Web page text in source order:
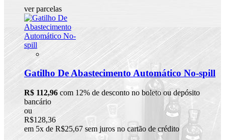
ver parcelas
Gatilho De Abastecimento Automático No-spill
R$ 112,96 com 12% de desconto no boleto ou depósito
bancário
ou
R$128,36
em 5x de R$25,67 sem juros no cartão de crédito